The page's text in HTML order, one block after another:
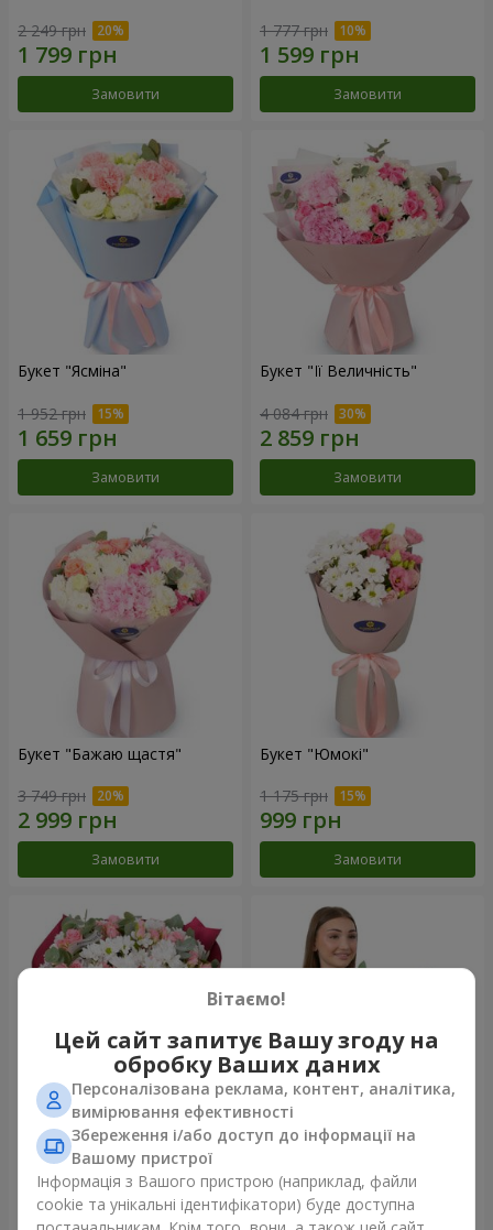
2 249 грн
Замовити
1 777 грн
Замовити
Букет "Ясміна"
1 952 грн
Замовити
Букет "Її Величність"
4 084 грн
Замовити
Букет "Бажаю щастя"
3 749 грн
Замовити
Букет "Юмокі"
1 175 грн
Замовити
Букет "Чарівність ніжності"
3 499 грн
Композиція "Білосніжна
гармонія"
3 065 грн
Вітаємо!
Цей сайт запитує Вашу згоду на
обробку Ваших даних
Персоналізована реклама, контент, аналітика,
вимірювання ефективності
Збереження і/або доступ до інформації на
Вашому пристрої
Інформація з Вашого пристрою (наприклад, файли
cookie та унікальні ідентифікатори) буде доступна